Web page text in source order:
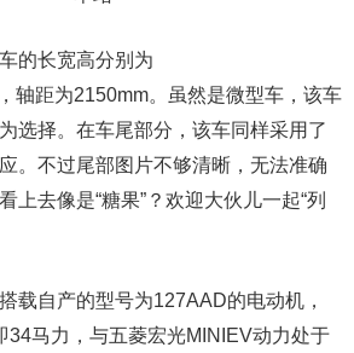
的长宽高分别为
轴距为2150mm。虽然是微型车，该车
选择。在车尾部分，该车同样采用了
。不过尾部图片不够清晰，无法准确
上去像是“糖果”？欢迎大伙儿一起“列
载自产的型号为127AAD的电动机，
34马力，与五菱宏光MINIEV动力处于